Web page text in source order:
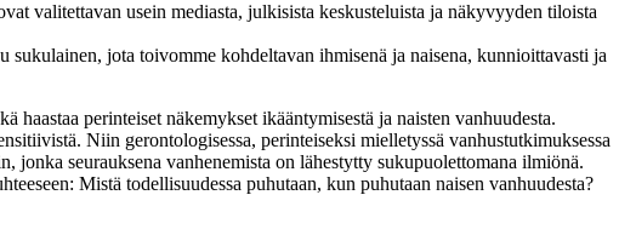
valitettavan usein mediasta, julkisista keskusteluista ja näkyvyyden tiloista
jota toivomme kohdeltavan ihmisenä ja naisena, kunnioittavasti ja
perinteiset näkemykset ikääntymisestä ja naisten vanhuudesta.
Niin gerontologisessa, perinteiseksi mielletyssä vanhustutkimuksessa
jonka seurauksena vanhenemista on lähestytty sukupuolettomana ilmiönä.
Mistä todellisuudessa puhutaan, kun puhutaan naisen vanhuudesta?